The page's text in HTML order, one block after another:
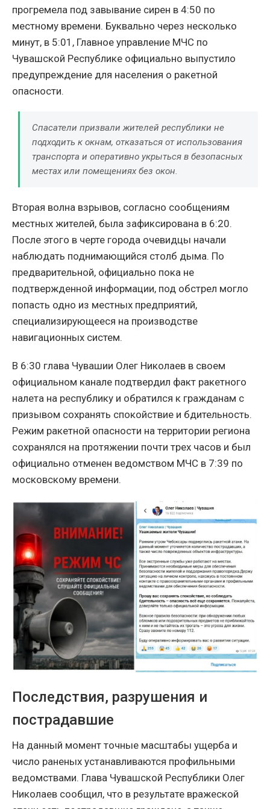
прогремела под завывание сирен в 4:50 по
местному времени. Буквально через несколько
минут, в 5:01, Главное управление МЧС по
Чувашской Республике официально выпустило
предупреждение для населения о ракетной
опасности.
Спасатели призвали жителей республики не
подходить к окнам, отказаться от использования
транспорта и оперативно укрыться в безопасных
местах или помещениях без окон.
Вторая волна взрывов, согласно сообщениям
местных жителей, была зафиксирована в 6:20.
После этого в черте города очевидцы начали
наблюдать поднимающийся столб дыма. По
предварительной, официально пока не
подтвержденной информации, под обстрел могло
попасть одно из местных предприятий,
специализирующееся на производстве
навигационных систем.
В 6:30 глава Чувашии Олег Николаев в своем
официальном канале подтвердил факт ракетного
налета на республику и обратился к гражданам с
призывом сохранять спокойствие и бдительность.
Режим ракетной опасности на территории региона
сохранялся на протяжении почти трех часов и был
официально отменен ведомством МЧС в 7:39 по
московскому времени.
Последствия, разрушения и
пострадавшие
На данный момент точные масштабы ущерба и
число раненых устанавливаются профильными
ведомствами. Глава Чувашской Республики Олег
Николаев сообщил, что в результате вражеской